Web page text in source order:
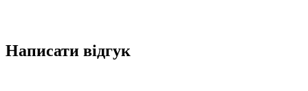
Написати відгук